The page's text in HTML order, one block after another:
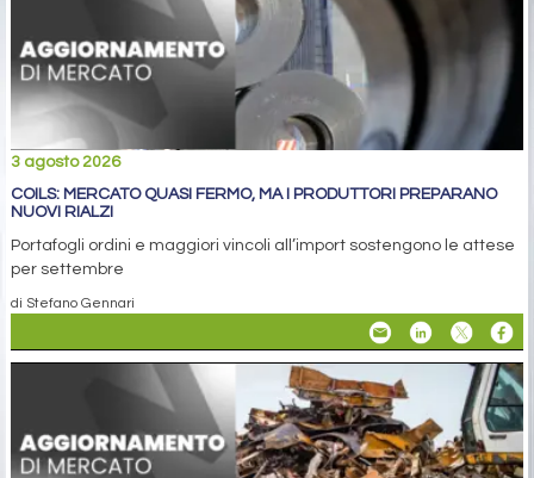
3 agosto 2026
COILS: MERCATO QUASI FERMO, MA I PRODUTTORI PREPARANO
NUOVI RIALZI
Portafogli ordini e maggiori vincoli all’import sostengono le attese
per settembre
di Stefano Gennari